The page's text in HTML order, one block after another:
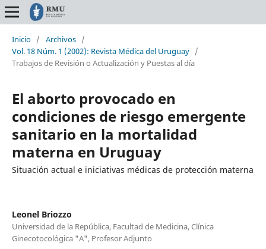
Inicio / Archivos /
Vol. 18 Núm. 1 (2002): Revista Médica del Uruguay /
Trabajos de Revisión o Actualización y Puestas al día
El aborto provocado en
condiciones de riesgo emergente
sanitario en la mortalidad
materna en Uruguay
Situación actual e iniciativas médicas de protección materna
Leonel Briozzo
Universidad de la República, Facultad de Medicina, Clínica
Ginecotocológica "A", Profesor Adjunto